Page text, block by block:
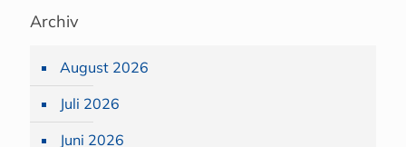
Archiv
August 2026
Juli 2026
Juni 2026